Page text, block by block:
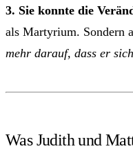
3. Sie konnte die
als Martyrium. Sondern
mehr darauf, dass er
Was Judith und